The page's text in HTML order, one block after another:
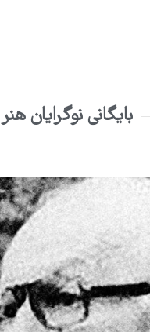
بایگانی نوگرایان هنر